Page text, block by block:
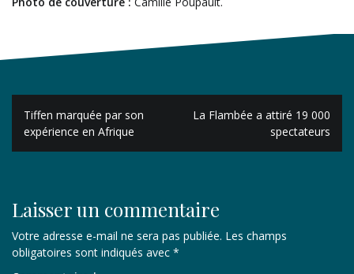
Navigation
de
l’article
Tiffen marquée par son
expérience en Afrique
La Flambée a attiré 19 000
spectateurs
Laisser un commentaire
Votre adresse e-mail ne sera pas publiée. Les champs
obligatoires sont indiqués avec *